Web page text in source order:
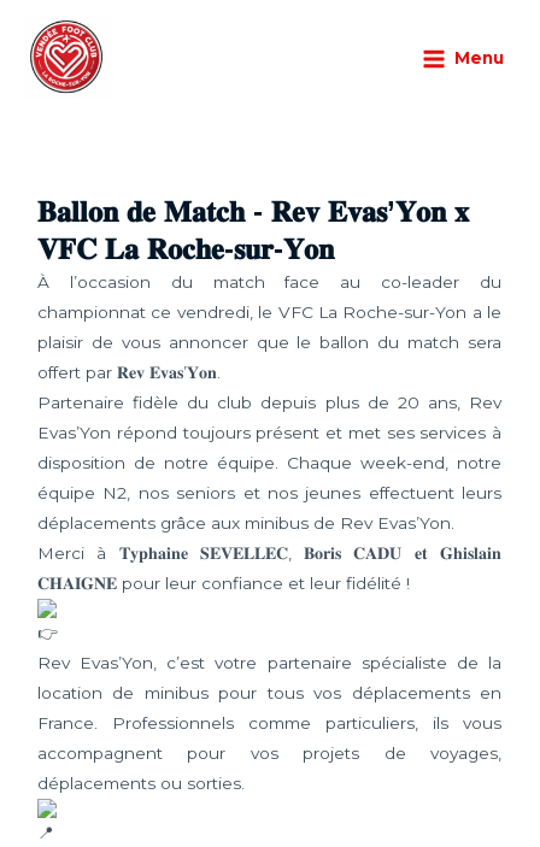
contenu
Menu
Menu
Partenaires Laisser un commentaire
𝐁𝐚𝐥𝐥𝐨𝐧 𝐝𝐞 𝐌𝐚𝐭𝐜𝐡 - 𝐑𝐞𝐯 𝐄𝐯𝐚𝐬’𝐘𝐨𝐧 𝐱
𝐕𝐅𝐂 𝐋𝐚 𝐑𝐨𝐜𝐡𝐞-𝐬𝐮𝐫-𝐘𝐨𝐧
À l’occasion du match face au co-leader du
championnat ce vendredi, le VFC La Roche-sur-Yon a le
plaisir de vous annoncer que le ballon du match sera
offert par 𝐑𝐞𝐯 𝐄𝐯𝐚𝐬’𝐘𝐨𝐧.
Partenaire fidèle du club depuis plus de 20 ans, Rev
Evas’Yon répond toujours présent et met ses services à
disposition de notre équipe. Chaque week-end, notre
équipe N2, nos seniors et nos jeunes effectuent leurs
déplacements grâce aux minibus de Rev Evas’Yon.
Merci à 𝐓𝐲𝐩𝐡𝐚𝐢𝐧𝐞 𝐒𝐄𝐕𝐄𝐋𝐋𝐄𝐂, 𝐁𝐨𝐫𝐢𝐬 𝐂𝐀𝐃𝐔 𝐞𝐭 𝐆𝐡𝐢𝐬𝐥𝐚𝐢𝐧
𝐂𝐇𝐀𝐈𝐆𝐍𝐄 pour leur confiance et leur fidélité !
Rev Evas’Yon, c’est votre partenaire spécialiste de la
location de minibus pour tous vos déplacements en
France. Professionnels comme particuliers, ils vous
accompagnent pour vos projets de voyages,
déplacements ou sorties.